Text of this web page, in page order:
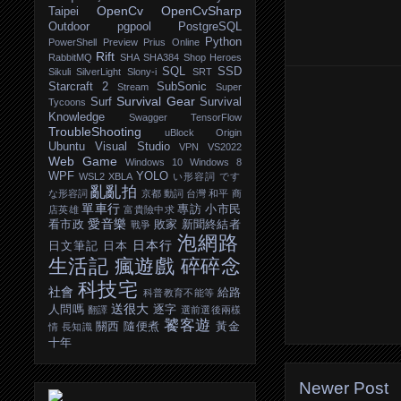
Newer Post
Taipei
OpenCv OpenCvSharp
Outdoor pgpool PostgreSQL
PowerShell Preview Prius Online Python
RabbitMQ Rift SHA SHA384 Shop Heroes
Sikuli SilverLight Slony-i SQL SRT SSD
Starcraft 2
Stream SubSonic
Super
Tycoons Surf Survival Gear Survival
Knowledge
Swagger TensorFlow
TroubleShooting uBlock Origin
Ubuntu Visual Studio VPN VS2022
Web Game Windows 10 Windows 8
WPF WSL2 XBLA YOLO い形容詞 です
な形容詞 亂亂拍 京都 動詞 台灣 和平 商
店英雄 單車行 富貴險中求 專訪 小市民
看市政 愛音樂 戰爭 敗家 新聞終結者
日文筆記
日本 日本行 泡網路
生活記 瘋遊戲 碎碎念
社會 科技宅 科普教育不能等 給路
人問嗎 翻譯 送很大 逐字 選前選後兩樣
情 長知識 關西 隨便煮 饕客遊 黃金
十年